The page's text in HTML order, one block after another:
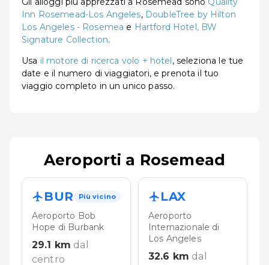
Inn Rosemead-Los Angeles, DoubleTree by Hilton
Los Angeles - Rosemea e Hartford Hotel, BW
Signature Collection.
Usa il motore di ricerca volo + hotel, seleziona le tue
date e il numero di viaggiatori, e prenota il tuo
viaggio completo in un unico passo.
Aeroporti a Rosemead
BUR Più vicino
Aeroporto Bob
Hope di Burbank
29.1 km dal
centro
LAX
Aeroporto
Internazionale di
Los Angeles
32.6 km dal